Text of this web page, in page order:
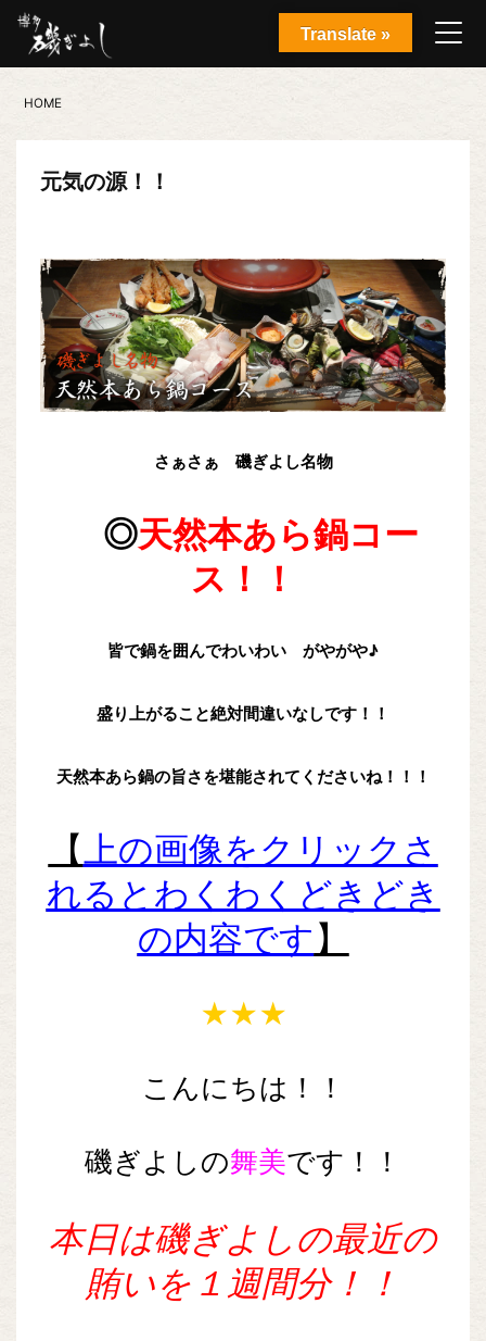
HOME
元気の源！！
さぁさぁ 磯ぎよし名物
◎天然本あら鍋コー
ス！！
皆で鍋を囲んでわいわい がやがや♪
盛り上がること絶対間違いなしです！！
天然本あら鍋の旨さを堪能されてくださいね！！！
【 上の画像をクリックさ
れるとわくわくどきどき
の内容です】
★★★
こんにちは！！
磯ぎよしの舞美です！！
本日は磯ぎよしの最近の
賄いを１週間分！！
Translate »